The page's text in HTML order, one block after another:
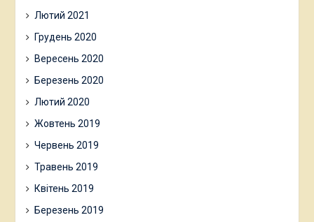
Лютий 2021
Грудень 2020
Вересень 2020
Березень 2020
Лютий 2020
Жовтень 2019
Червень 2019
Травень 2019
Квітень 2019
Березень 2019